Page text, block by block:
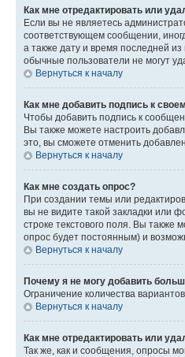
Как мне отредактировать или
Если вы не являетесь
соответствующем сообщении,
а также дату и время последней
обычные пользователи не могут
Вернуться к началу
Как мне добавить подпись к
Чтобы добавить подпись к
Вы также можете настроить
это, вы сможете отменить
Вернуться к началу
Как мне создать опрос?
При создании темы или
вы не видите такой закладки или
строке текстового поля. Вы также
опрос будет постоянным) и
Вернуться к началу
Почему я не могу добавить
Ограничение количества
Вернуться к началу
Как мне отредактировать или
Так же, как и сообщения, опросы